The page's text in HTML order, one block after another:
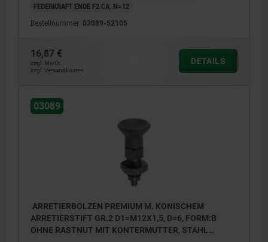
Form D: mit Rastnut, mit Kontermutter
FEDERKRAFT ENDE F2 CA. N=12
Bestellnummer: 03089-52105
16,87 €
zzgl. MwSt.
zzgl. Versandkosten
DETAILS
03089
ARRETIERBOLZEN PREMIUM M. KONISCHEM
ARRETIERSTIFT GR.2 D1=M12X1,5, D=6, FORM:B
OHNE RASTNUT MIT KONTERMUTTER, STAHL